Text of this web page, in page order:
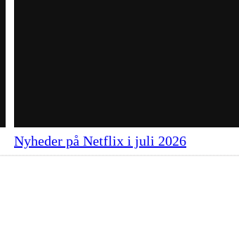
Nyheder på Netflix i juli 2026